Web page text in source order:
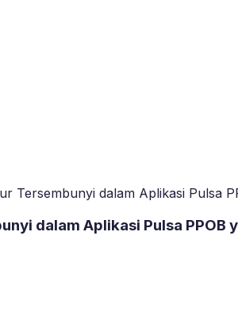
Tersembunyi dalam Aplikasi Pulsa
dalam Aplikasi Pulsa PPOB